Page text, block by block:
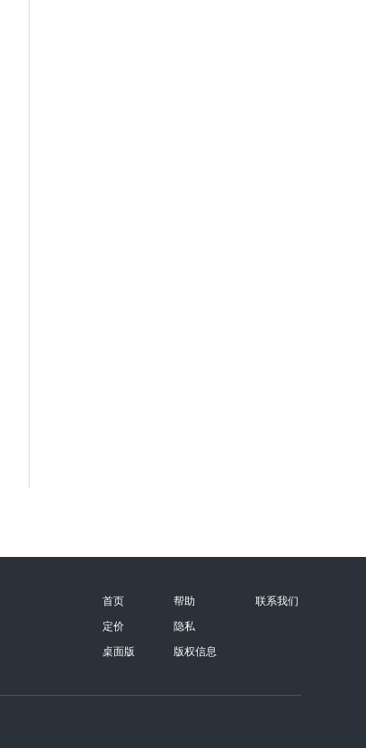
首页
定价
桌面版
帮助
隐私
版权信息
联系我们